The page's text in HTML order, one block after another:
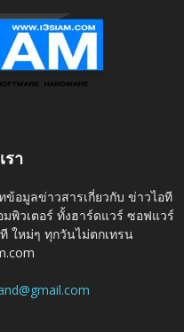
รา
ข้อมูลข่าวสารเกี่ยวกับ ข่าวไอที
พิวเตอร์ ทั้งฮาร์ดแวร์ ซอฟแวร์
ใหม่ๆ ทุกวันไม่ตกเทรน